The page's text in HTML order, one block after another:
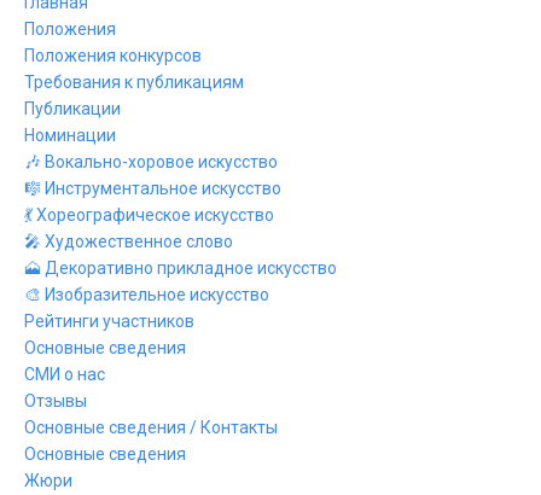
Положения
Положения конкурсов
Требования к публикациям
Публикации
Номинации
🎶 Вокально-хоровое искусство
🎼 Инструментальное искусство
💃 Хореографическое искусство
🎤 Художественное слово
🗻 Декоративно прикладное искусство
🎨 Изобразительное искусство
Рейтинги участников
Основные сведения
СМИ о нас
Отзывы
Основные сведения / Контакты
Основные сведения
Жюри